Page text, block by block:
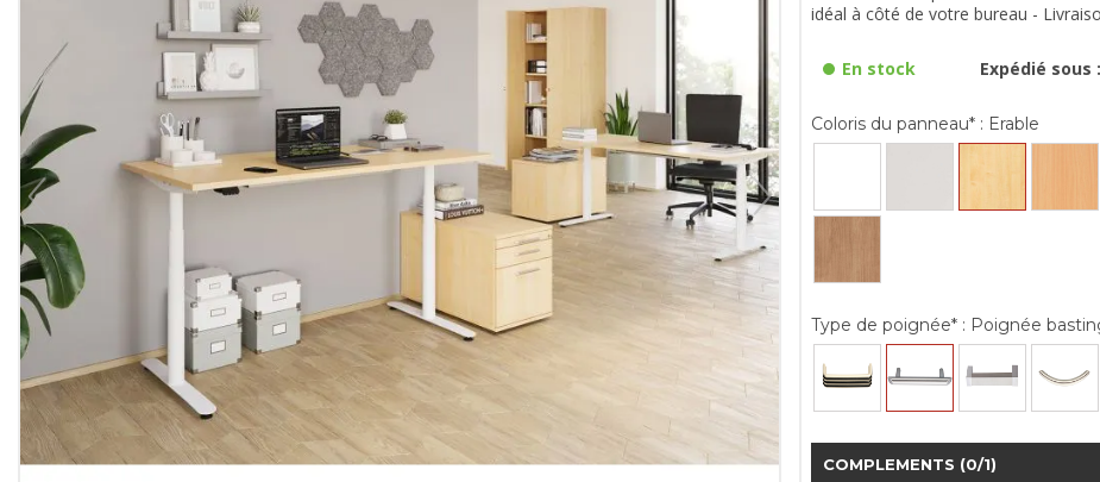
idéal à côté de votre bureau -
En stock Expédié sous
Coloris du panneau* : Erable
Type de poignée* : Poignée
COMPLEMENTS (0/1)